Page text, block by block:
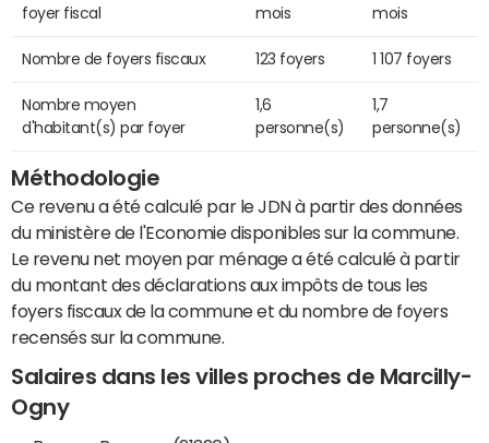
foyer fiscal
mois
mois
Nombre de foyers fiscaux 123 foyers 1 107 foyers
Nombre moyen
d'habitant(s) par foyer
1,6
personne(s)
1,7
personne(s)
Méthodologie
Ce revenu a été calculé par le JDN à partir des données
du ministère de l'Economie disponibles sur la commune.
Le revenu net moyen par ménage a été calculé à partir
du montant des déclarations aux impôts de tous les
foyers fiscaux de la commune et du nombre de foyers
recensés sur la commune.
Salaires dans les villes proches de Marcilly-
Ogny